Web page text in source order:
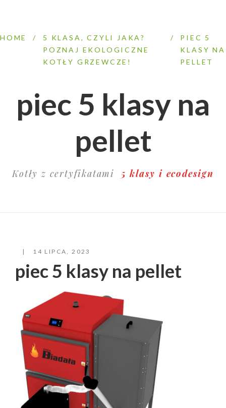
HOME /
5 KLASA, CZYLI JAKA?
POZNAJ EKOLOGICZNE
KOTŁY GRZEWCZE!
/
PIEC 5
KLASY NA
PELLET
piec 5 klasy na
pellet
Kotły z certyfikatami 5 klasy i ecodesign
14 LIPCA, 2023
piec 5 klasy na pellet